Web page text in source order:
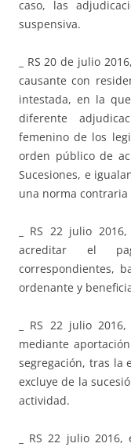
caso, las
suspensiva.
_ RS 20 de julio
causante con
intestada, en la
diferente
femenino de los
orden público de
Sucesiones, e
una norma
_ RS 22 julio
acreditar el
correspondientes,
ordenante y
_ RS 22 julio
mediante
segregación, tras la
excluye de la
actividad.
_ RS 22 julio